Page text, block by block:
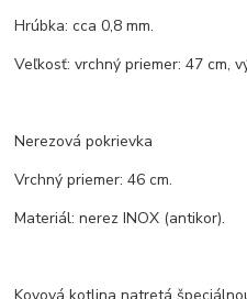
Hrúbka: cca 0,8 mm.
Veľkosť: vrchný priemer: 47 cm,
Nerezová pokrievka
Vrchný priemer: 46 cm.
Materiál: nerez INOX (antikor).